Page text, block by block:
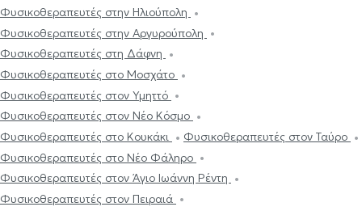
Φυσικοθεραπευτές στην Ηλιούπολη
Φυσικοθεραπευτές στην Αργυρούπολη
Φυσικοθεραπευτές στη Δάφνη
Φυσικοθεραπευτές στο Μοσχάτο
Φυσικοθεραπευτές στον Υμηττό
Φυσικοθεραπευτές στον Νέο Κόσμο
Φυσικοθεραπευτές στο Κουκάκι
Φυσικοθεραπευτές στον Ταύρο
Φυσικοθεραπευτές στο Νέο Φάληρο
Φυσικοθεραπευτές στον Άγιο Ιωάννη Ρέντη
Φυσικοθεραπευτές στον Πειραιά